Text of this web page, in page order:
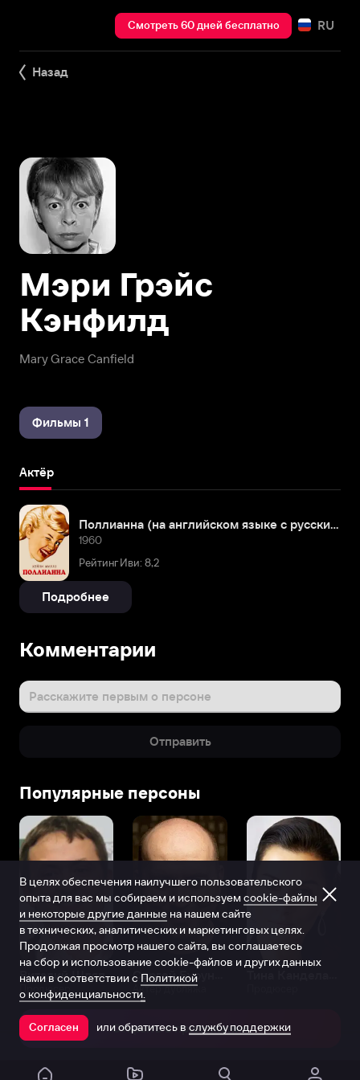
Смотреть 60 дней бесплатно RU
Назад
Mary Grace Canfield
Мэри Грэйс
Кэнфилд
Фильмы 1
Актёр
Поллианна (на английском языке с русскими субтитрами)
1960
Рейтинг Иви: 8,2
Подробнее
Комментарии
Расскажите первым о персоне
Отправить
Популярные персоны
Виталий Шляппо
Продюсер Актёр дубляжа
Открыть в приложении
В целях обеспечения наилучшего пользовательского
опыта для вас мы собираем и используем cookie-файлы
и некоторые другие данные на нашем сайте
в технических, аналитических и маркетинговых целях.
Продолжая просмотр нашего сайта, вы соглашаетесь
на сбор и использование cookie-файлов и других данных
нами в соответствии с Политикой
о конфиденциальности.
Согласен или обратитесь в службу поддержки